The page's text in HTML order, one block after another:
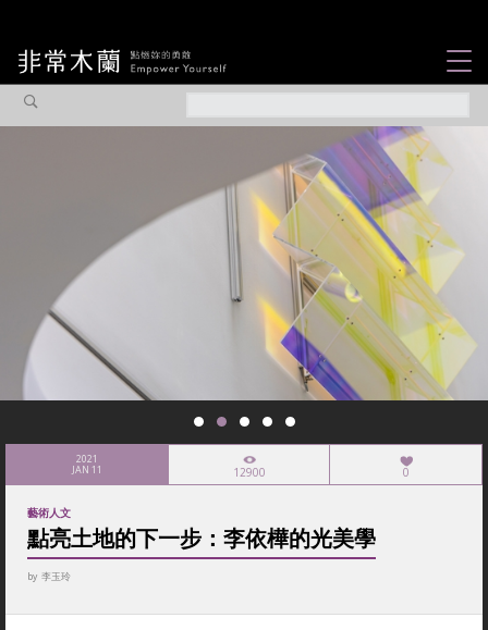
焦點企劃
社會企業
2021
JAN 11 12900 0
藝術人文
點亮土地的下一步：李依樺的光美學
by 李玉玲